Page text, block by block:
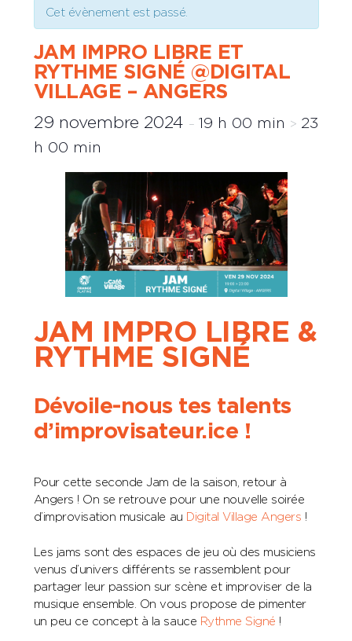
Cet évènement est passé.
JAM IMPRO LIBRE ET
RYTHME SIGNÉ @DIGITAL
VILLAGE – ANGERS
29 novembre 2024 – 19 h 00 min > 23
h 00 min
JAM IMPRO LIBRE &
RYTHME SIGNÉ
Dévoile-nous tes talents
d’improvisateur.ice !
Pour cette seconde Jam de la saison, retour à
Angers ! On se retrouve pour une nouvelle soirée
d’improvisation musicale au Digital Village Angers !
Les jams sont des espaces de jeu où des musiciens
venus d’univers différents se rassemblent pour
partager leur passion sur scène et improviser de la
musique ensemble. On vous propose de pimenter
un peu ce concept à la sauce Rythme Signé !